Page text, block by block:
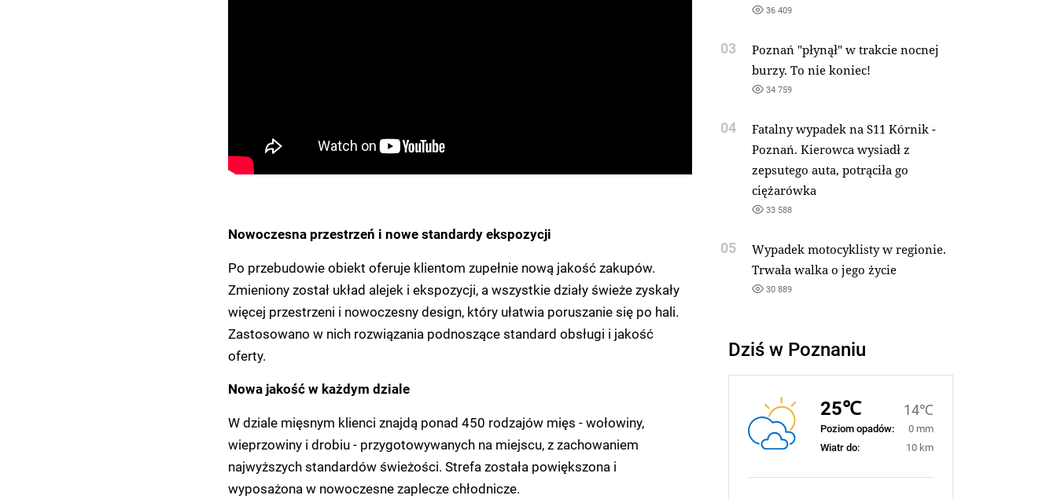
Nowoczesna przestrzeń i nowe standardy ekspozycji
Po przebudowie obiekt oferuje klientom zupełnie nową jakość zakupów.
Zmieniony został układ alejek i ekspozycji, a wszystkie działy świeże zyskały
więcej przestrzeni i nowoczesny design, który ułatwia poruszanie się po hali.
Zastosowano w nich rozwiązania podnoszące standard obsługi i jakość
oferty.
Nowa jakość w każdym dziale
W dziale mięsnym klienci znajdą ponad 450 rodzajów mięs - wołowiny,
wieprzowiny i drobiu - przygotowywanych na miejscu, z zachowaniem
najwyższych standardów świeżości. Strefa została powiększona i
wyposażona w nowoczesne zaplecze chłodnicze.
36 409
03
Poznań "płynął" w trakcie nocnej
burzy. To nie koniec!
34 759
04
Fatalny wypadek na S11 Kórnik -
Poznań. Kierowca wysiadł z
zepsutego auta, potrąciła go
ciężarówka
33 588
05
Wypadek motocyklisty w regionie.
Trwała walka o jego życie
30 889
Dziś w Poznaniu
25℃ 14℃
Poziom opadów:
0 mm
Wiatr do:
10 km